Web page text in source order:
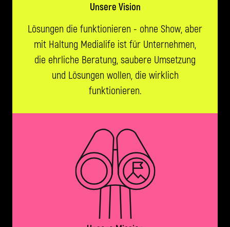
Unsere Vision
Lösungen die funktionieren - ohne Show, aber
mit Haltung Medialife ist für Unternehmen,
die ehrliche Beratung, saubere Umsetzung
und Lösungen wollen, die wirklich
funktionieren.